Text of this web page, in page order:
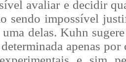
avaliar e decidir
sendo impossível
delas. Kuhn
apenas